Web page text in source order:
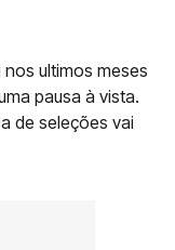
ultimos meses
pausa à vista.
de seleções vai